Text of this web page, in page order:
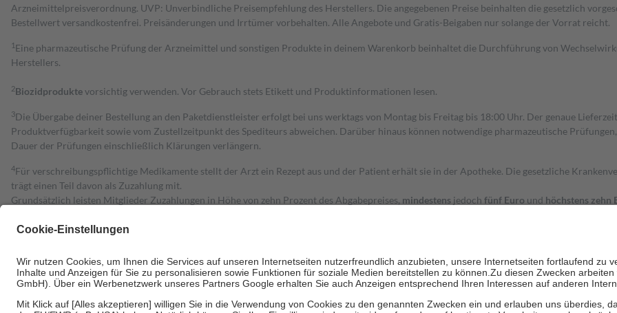
Arzneimittelpreisverordnung. UVP: Unverbindliche Preisempfehlung des Herstellers. Die angegebenen Preise beinhalten die gesetzlich
Bestell­wert versand­kosten­frei. Preisänderungen und Irrtümer vorbehalten. Alle Angebote und Gratis-Beigaben nur solange der Vorrat reicht.
1 Eine pharmazeutische Prüfung der Arzneimittel und sonstigen Produkte in deinem Warenkorb beinhaltet die Durchführung von
Herstellers.
2Biozidproduktevorsichtig verwenden. Vor Gebrauch stets Etikett und Produktinformationen lesen.
3Die Übergabe deiner Bestellung an den Paketdienstleister erfolgt bei uns werktags von Montag bis Freitag bis 18:00 Uhr. Der genaue
Produktverfügbarkeit sowie vom Zustellzeitpunkt des Spediteurs abweichen. Darüber hinaus können notwendige pharmazeutische
Dauer der Prüfungen einschließlich Klärungen verlängern.
4Für verschreibungspflichtige Medikamente stellt der Arzt ein Rezept aus und der Patient erhält sie in der Apotheke. Die gesetzliche
trägt einen Teil davon als Zuzahlung mit.
Grundsätzlich leisten Mitglieder Zuzahlungen in Höhe von zehn Prozent des Abgabepreises, mindestens jedoch fünf Euro und höchstens zehn
Diese Regeln gelten grundsätzlich auch für Online-Apotheken.
Um das Engagement der Versicherten für ihre eigene Gesundheit zu stärken und die besondere Stellung der Familie zu unterstützen, fallen
• Kindern und Jugendlichen bis zum vollendeten 18. Lebensjahr mit Ausnahme der Fahrkosten
• Untersuchungen zur Vorsorge und Früherkennung, die von der GKV getragen werden
• empfohlenen Schutzimpfungen